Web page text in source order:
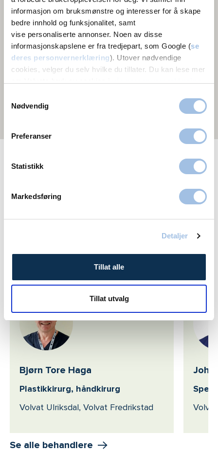
informasjon om bruksmønstre og interesser for å skape
bedre innhold og funksjonalitet, samt
vise personaliserte annonser. Noen av disse
informasjonskapslene er fra tredjepart, som Google (se
deres personvernerklæring). Utover nødvendige
cookies, velger du selv hvilke du tillater. Du kan lese mer
Nødvendig
Preferanser
Statistikk
Markedsføring
Detaljer
Tillat alle
Tillat utvalg
Oslo Bergen
Drammen
Våre behandlere: Hånd
Bjørn Tore Haga
Plastikkirurg, håndkirurg
Volvat Ulriksdal, Volvat Fredrikstad
John
Se alle behandlere